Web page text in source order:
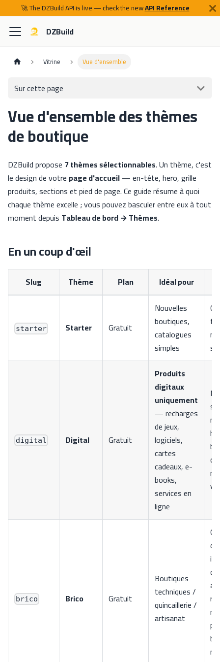
🚀 The DZBuild API is live — check the newAPI Reference
DZBuild
Vitrine Vue d'ensemble
Sur cette page
Vue d'ensemble des thèmes
de boutique
DZBuild propose 7 thèmes sélectionnables. Un thème, c'est
le design de votre page d'accueil— en-tête, hero, grille
produits, sections et pied de page. Ce guide résume à quoi
chaque thème excelle ; vous pouvez basculer entre eux à tout
moment depuis Tableau de bord → Thèmes.
En un coup d'œil
Slug Thème Plan Idéal pour
starter Starter Gratuit
Nouvelles
boutiques,
catalogues
simples
digital Digital Gratuit
Produits
digitaux
uniquement
— recharges
de jeux,
logiciels,
cartes
cadeaux, e-
books,
services en
ligne
brico Brico Gratuit
Boutiques
techniques /
quincaillerie /
artisanat